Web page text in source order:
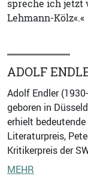
spreche ich jetzt
Lehmann-Kölz«.«
ADOLF
Adolf Endler
geboren in
erhielt
Literaturpreis,
Kritikerpreis der
MEHR